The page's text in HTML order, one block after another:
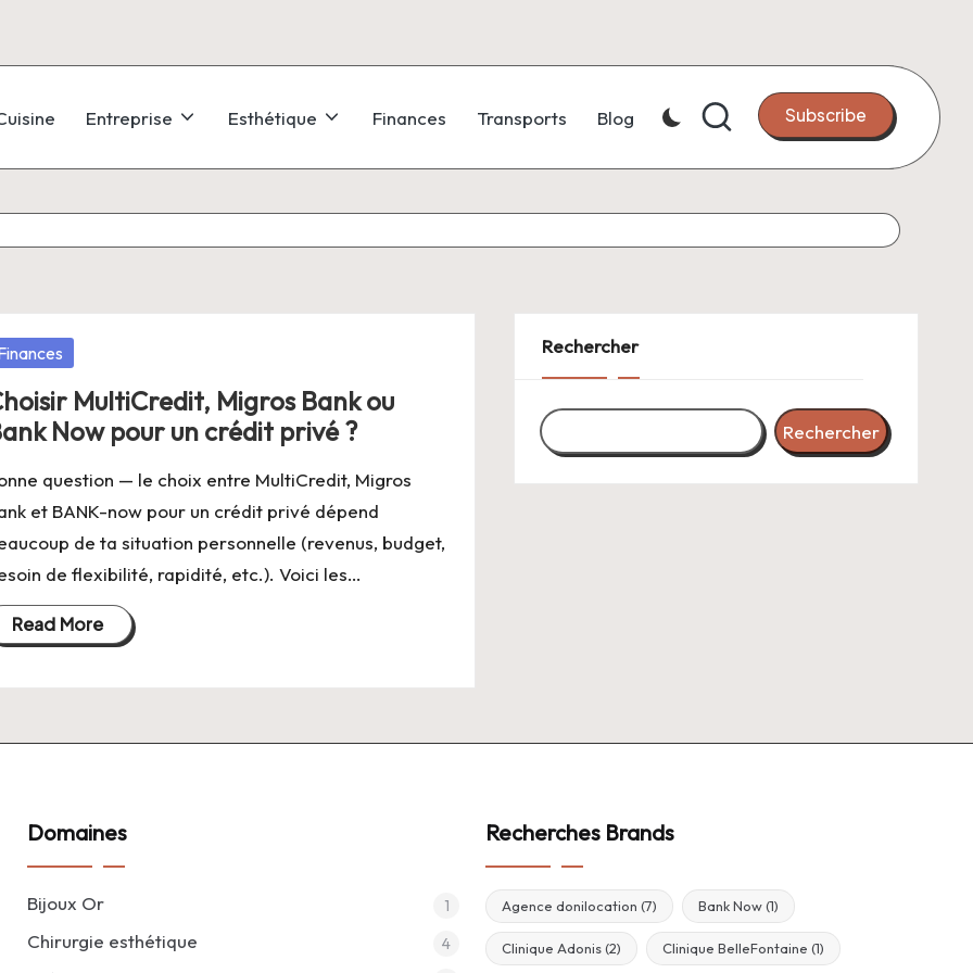
Entreprise Esthétique Finances Transports Blog Subscribe
MultiCredit, Migros Bank ou
Now pour un crédit privé ?
question — le choix entre MultiCredit, Migros
et BANK-now pour un crédit privé dépend
de ta situation personnelle (revenus, budget,
de flexibilité, rapidité, etc.). Voici les…
Read More
Rechercher
Rechercher
Domaines
Bijoux Or 1
Chirurgie esthétique 4
Recherches Brands
Agence donilocation (7) Bank Now(1)
Clinique Adonis(2) Clinique BelleFontaine (1)